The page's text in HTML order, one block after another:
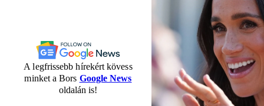
A legfrissebb hírekért kövess
minket a Bors Google News
oldalán is!